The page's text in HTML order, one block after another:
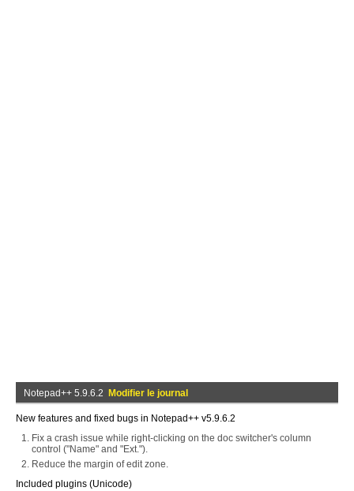
Notepad++ 5.9.6.2 Modifier le journal
New features and fixed bugs in Notepad++ v5.9.6.2
Fix a crash issue while right-clicking on the doc switcher's column
control ("Name" and "Ext.").
Reduce the margin of edit zone.
Included plugins (Unicode)